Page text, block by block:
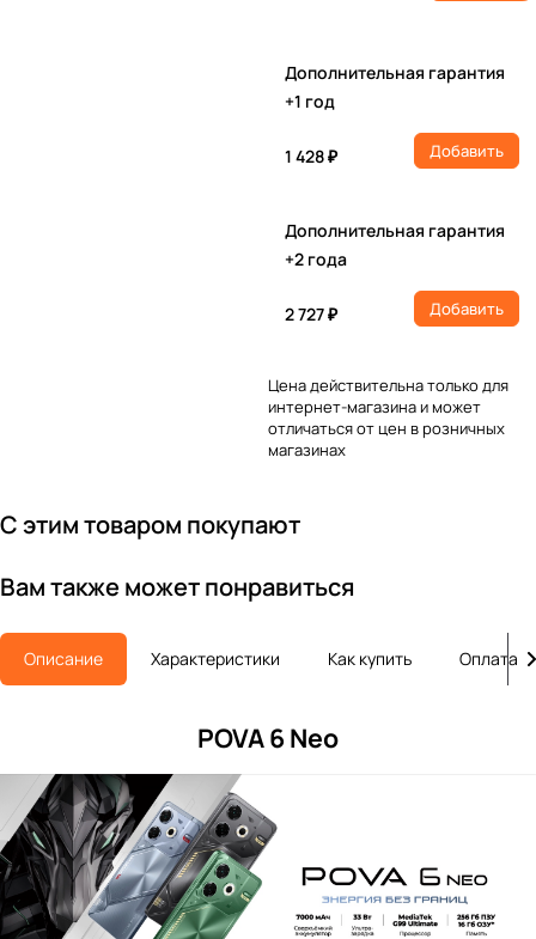
Дополнительная гарантия
+1 год
1 428 ₽ Добавить
Дополнительная гарантия
+2 года
2 727 ₽ Добавить
Цена действительна только для
интернет-магазина и может
отличаться от цен в розничных
магазинах
С этим товаром покупают
Вам также может понравиться
Описание Характеристики Как купить Оплата
POVA 6 Neo